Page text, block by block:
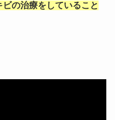
ビの治療をしていること